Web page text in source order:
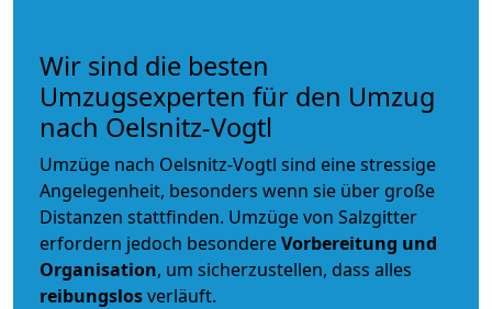
Wir sind die besten
Umzugsexperten für den Umzug
nach Oelsnitz-Vogtl
Umzüge nach Oelsnitz-Vogtl sind eine stressige
Angelegenheit, besonders wenn sie über große
Distanzen stattfinden. Umzüge von Salzgitter
erfordern jedoch besondereVorbereitung und
Organisation, um sicherzustellen, dass alles
reibungslosverläuft.